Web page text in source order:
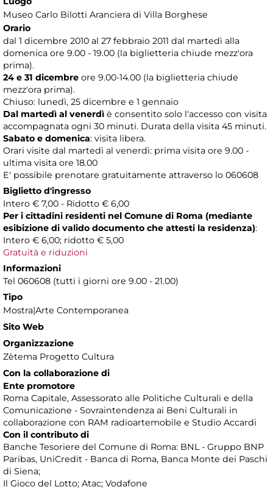
Museo Carlo Bilotti Aranciera di Villa Borghese
Orario
dal 1 dicembre 2010 al 27 febbraio 2011 dal martedì alla
domenica ore 9.00 - 19.00 (la biglietteria chiude mezz'ora
prima).
24 e 31 dicembre ore 9.00-14.00 (la biglietteria chiude
mezz'ora prima).
Chiuso: lunedì, 25 dicembre e 1 gennaio
Dal martedì al venerdì è consentito solo l'accesso con visita
accompagnata ogni 30 minuti. Durata della visita 45 minuti.
Sabato e domenica: visita libera.
Orari visite dal martedì al venerdì: prima visita ore 9.00 -
ultima visita ore 18.00
E' possibile prenotare gratuitamente attraverso lo 060608
Biglietto d'ingresso
Intero € 7,00 - Ridotto € 6,00
Per i cittadini residenti nel Comune di Roma (mediante
esibizione di valido documento che attesti la residenza):
Intero € 6,00; ridotto € 5,00
Gratuità e riduzioni
Informazioni
Tel 060608 (tutti i giorni ore 9.00 - 21.00)
Tipo
Mostra|Arte Contemporanea
Sito Web
Organizzazione
Zètema Progetto Cultura
Con la collaborazione di
Ente promotore
Roma Capitale, Assessorato alle Politiche Culturali e della
Comunicazione - Sovraintendenza ai Beni Culturali in
collaborazione con RAM radioartemobile e Studio Accardi
Con il contributo di
Banche Tesoriere del Comune di Roma: BNL - Gruppo BNP
Paribas, UniCredit - Banca di Roma, Banca Monte dei Paschi
di Siena;
Il Gioco del Lotto; Atac; Vodafone